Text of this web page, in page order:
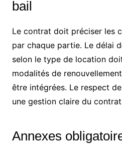
bail
Le contrat doit préciser les
par chaque partie. Le délai
selon le type de location
modalités de
être intégrées. Le respect
une gestion claire du
Annexes